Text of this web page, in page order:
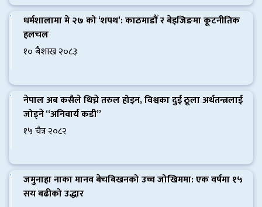
धर्मशालामा मे २७ को ‘शपथ’: काठमाडौँ र बेइजिङमा कूटनीतिक
हलचल
१० बैशाख २०८३
नेपाल अब कसैले थिच्ने तरुल होइन, विश्वका दुई ठूला अर्थतन्त्रलाई
जोड्ने “अनिवार्य कडी”
१५ चैत्र २०८२
जमुनाहा नाका मानव बेचबिखनको उच्च जोखिममा: एक वर्षमा १५
सय बढीको उद्धार